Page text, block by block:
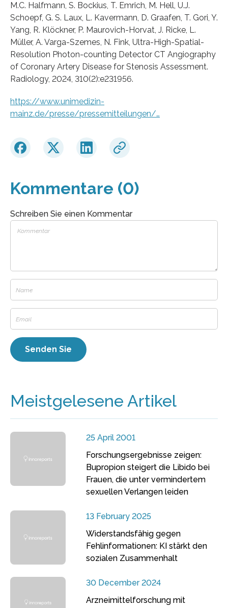
M.C. Halfmann, S. Bockius, T. Emrich, M. Hell, U.J.
Schoepf, G. S. Laux, L. Kavermann, D. Graafen, T. Gori, Y.
Yang, R. Klöckner, P. Maurovich-Horvat, J. Ricke, L.
Müller, A. Varga-Szemes, N. Fink, Ultra-High-Spatial-
Resolution Photon-counting Detector CT Angiography
of Coronary Artery Disease for Stenosis Assessment.
Radiology, 2024, 310(2):e231956.
https://www.unimedizin-
mainz.de/presse/pressemitteilungen/…
Kommentare (0)
Schreiben Sie einen Kommentar
Meistgelesene Artikel
25 April 2001
Forschungsergebnisse zeigen:
Bupropion steigert die Libido bei
Frauen, die unter vermindertem
sexuellen Verlangen leiden
13 February 2025
Widerstandsfähig gegen
Fehlinformationen: KI stärkt den
sozialen Zusammenhalt
30 December 2024
Arzneimittelforschung mit